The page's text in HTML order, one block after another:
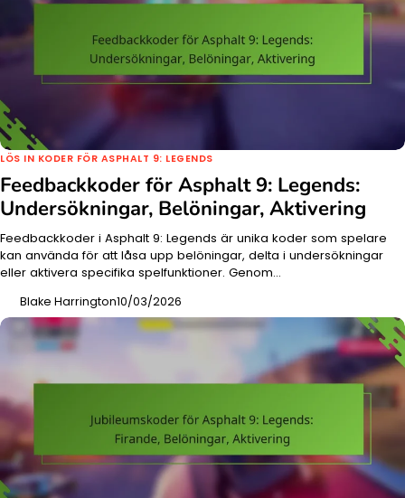
LÖS IN KODER FÖR ASPHALT 9: LEGENDS
Feedbackkoder för Asphalt 9: Legends:
Undersökningar, Belöningar, Aktivering
Feedbackkoder i Asphalt 9: Legends är unika koder som spelare
kan använda för att låsa upp belöningar, delta i undersökningar
eller aktivera specifika spelfunktioner. Genom…
Blake Harrington10/03/2026